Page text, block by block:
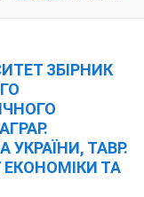
ЗБІРНИК
ТАВР.
ТА